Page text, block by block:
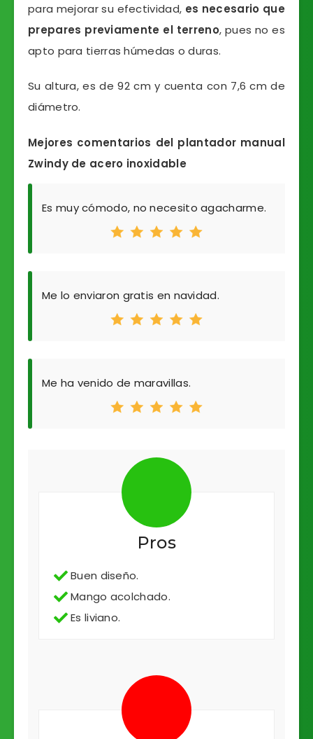
para mejorar su efectividad, es necesario que
prepares previamente el terreno, pues no es
apto para tierras húmedas o duras.
Su altura, es de 92 cm y cuenta con 7,6 cm de
diámetro.
Mejores comentarios del plantador manual
Zwindy de acero inoxidable
Es muy cómodo, no necesito agacharme.
Me lo enviaron gratis en navidad.
Me ha venido de maravillas.
Pros
Buen diseño.
Mango acolchado.
Es liviano.